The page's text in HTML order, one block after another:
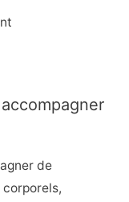
de
corporels,